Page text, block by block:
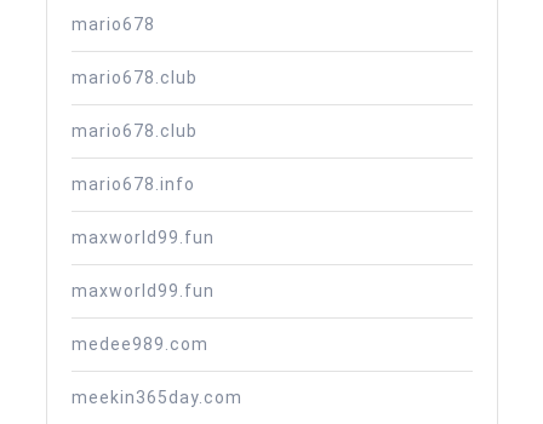
mario678
mario678.club
mario678.club
mario678.info
maxworld99.fun
maxworld99.fun
medee989.com
meekin365day.com